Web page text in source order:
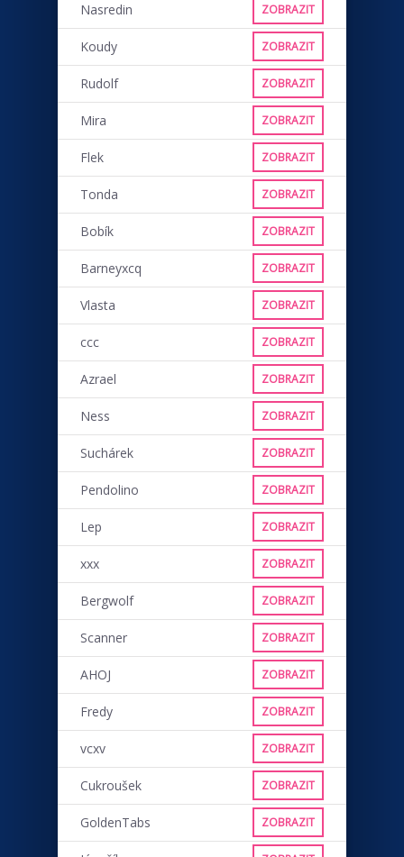
Nasredin ZOBRAZIT
Koudy ZOBRAZIT
Rudolf ZOBRAZIT
Mira ZOBRAZIT
Flek ZOBRAZIT
Tonda ZOBRAZIT
Bobík ZOBRAZIT
Barneyxcq ZOBRAZIT
Vlasta ZOBRAZIT
ccc ZOBRAZIT
Azrael ZOBRAZIT
Ness ZOBRAZIT
Suchárek ZOBRAZIT
Pendolino ZOBRAZIT
Lep ZOBRAZIT
xxx ZOBRAZIT
Bergwolf ZOBRAZIT
Scanner ZOBRAZIT
AHOJ ZOBRAZIT
Fredy ZOBRAZIT
vcxv ZOBRAZIT
Cukroušek ZOBRAZIT
GoldenTabs ZOBRAZIT